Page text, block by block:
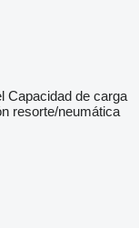
Capacidad de carga
resorte/neumática